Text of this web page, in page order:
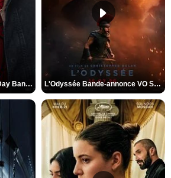
Spider-Man: Brand New Day Bande-annonce VO STFR L'Odyssée Bande-annonce VO STFR